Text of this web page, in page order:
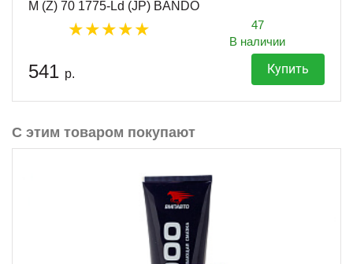
M (Z) 70 1775-Ld (JP) BANDO
47
В наличии
541 р. Купить
С этим товаром покупают